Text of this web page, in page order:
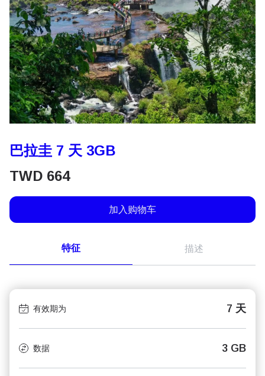
巴拉圭 7 天 3GB
TWD 664
加入购物车
特征 描述
有效期为 7 天
数据 3 GB